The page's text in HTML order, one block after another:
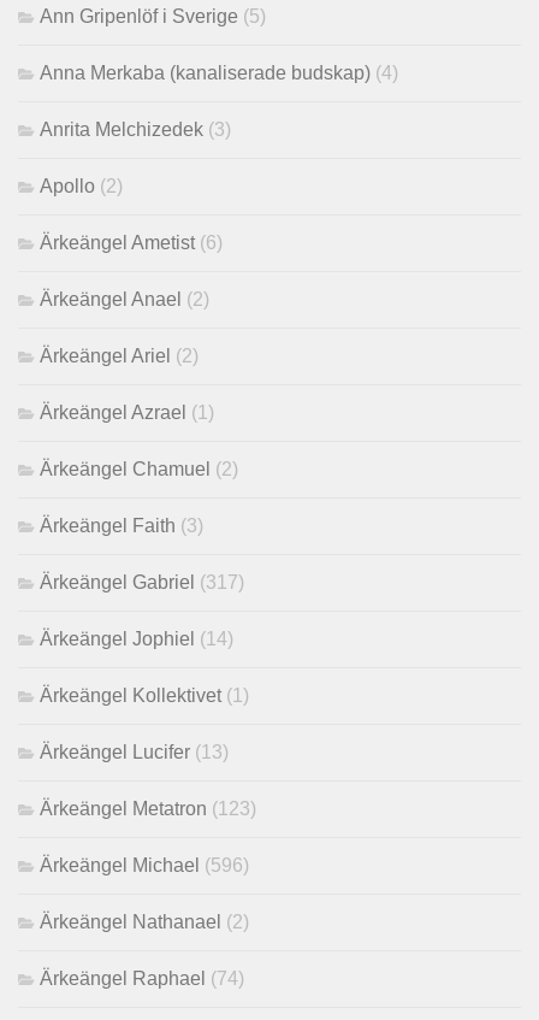
Ann Gripenlöf i Sverige (5)
Anna Merkaba (kanaliserade budskap) (4)
Anrita Melchizedek (3)
Apollo (2)
Ärkeängel Ametist (6)
Ärkeängel Anael (2)
Ärkeängel Ariel (2)
Ärkeängel Azrael (1)
Ärkeängel Chamuel (2)
Ärkeängel Faith (3)
Ärkeängel Gabriel (317)
Ärkeängel Jophiel (14)
Ärkeängel Kollektivet (1)
Ärkeängel Lucifer (13)
Ärkeängel Metatron (123)
Ärkeängel Michael (596)
Ärkeängel Nathanael (2)
Ärkeängel Raphael (74)